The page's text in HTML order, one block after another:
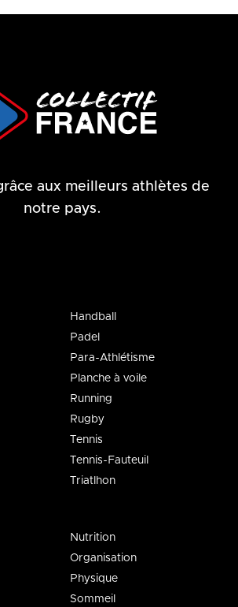
aux meilleurs athlètes de
notre pays.
Handball
Padel
Para-Athlétisme
Planche à voile
Running
Rugby
Tennis
Tennis-Fauteuil
Triatlhon
Nutrition
Organisation
Physique
Sommeil